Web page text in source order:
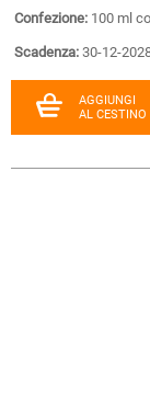
Confezione: 100 ml
Scadenza: 30-12-
AGGIUNGI
AL CESTINO